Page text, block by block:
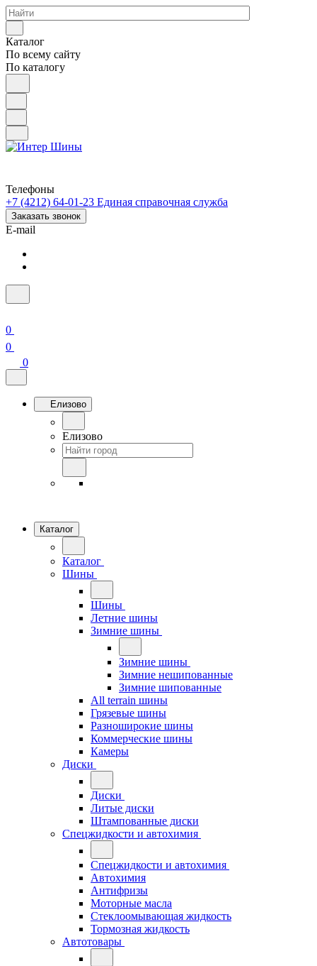
Каталог
По всему сайту
По каталогу
Телефоны
+7 (4212) 64-01-23 Единая справочная служба
Заказать звонок
E-mail
0
0
0
Елизово
Елизово
Каталог
Каталог
Шины
Шины
Летние шины
Зимние шины
Зимние шины
Зимние нешипованные
Зимние шипованные
All terrain шины
Грязевые шины
Разноширокие шины
Коммерческие шины
Камеры
Диски
Диски
Литые диски
Штампованные диски
Спецжидкости и автохимия
Спецжидкости и автохимия
Автохимия
Антифризы
Моторные масла
Стеклоомывающая жидкость
Тормозная жидкость
Автотовары